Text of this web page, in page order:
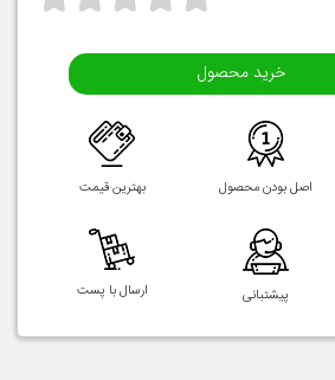
خرید محصول
اصل بودن محصول بهترین قیمت
پیشتبانی ارسال با پست